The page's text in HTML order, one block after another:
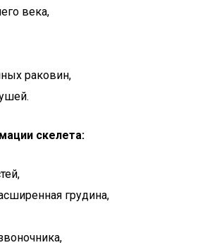
века,
раковин,
скелета:
грудина,